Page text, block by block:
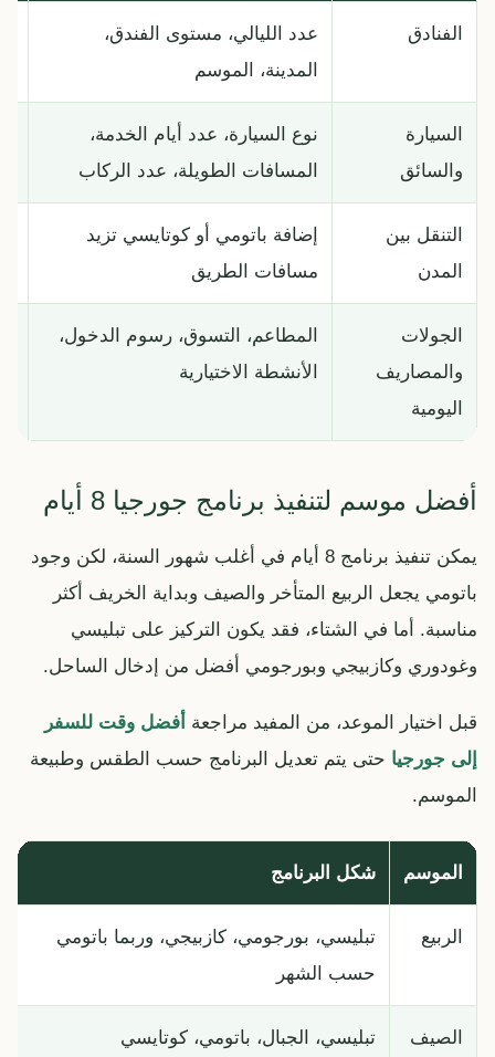
الفنادق
عدد الليالي، مستوى الفندق،
المدينة، الموسم
السيارة
والسائق
نوع السيارة، عدد أيام الخدمة،
المسافات الطويلة، عدد الركاب
التنقل بين
المدن
إضافة باتومي أو كوتايسي تزيد
مسافات الطريق
الجولات
والمصاريف
اليومية
المطاعم، التسوق، رسوم الدخول،
الأنشطة الاختيارية
أفضل موسم لتنفيذ برنامج جورجيا 8 أيام
يمكن تنفيذ برنامج 8 أيام في أغلب شهور السنة، لكن وجود
باتومي يجعل الربيع المتأخر والصيف وبداية الخريف أكثر
مناسبة. أما في الشتاء، فقد يكون التركيز على تبليسي
وغودوري وكازبيجي وبورجومي أفضل من إدخال الساحل.
قبل اختيار الموعد، من المفيد مراجعة أفضل وقت للسفر
إلى جورجيا حتى يتم تعديل البرنامج حسب الطقس وطبيعة
الموسم.
الموسم شكل البرنامج
الربيع
تبليسي، بورجومي، كازبيجي، وربما باتومي
حسب الشهر
الصيف تبليسي، الجبال، باتومي، كوتايسي